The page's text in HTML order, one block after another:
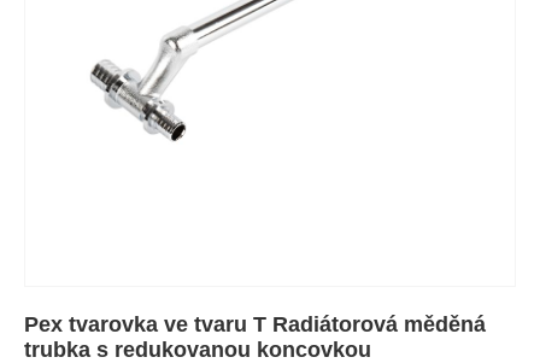
Pex tvarovka ve tvaru T Radiátorová měděná
trubka s redukovanou koncovkou